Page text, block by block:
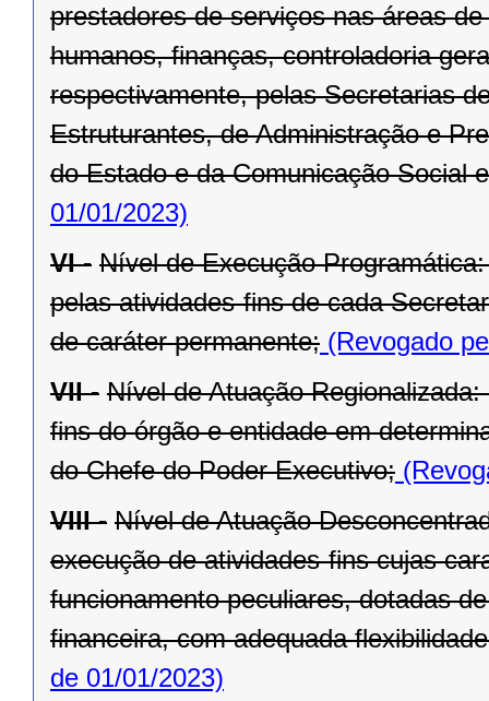
prestadores de serviços nas áreas
humanos, finanças, controladoria
respectivamente, pelas Secretarias
Estruturantes, de Administração e
do Estado e da Comunicação Social
01/01/2023)
VI - Nível de Execução
pelas atividades-fins de cada
de caráter permanente; (Revogado
VII - Nível de Atuação
fins do órgão e entidade em
do Chefe do Poder Executivo;
VIII - Nível de Atuação
execução de atividades-fins cujas
funcionamento peculiares, dotadas
financeira, com adequada
de 01/01/2023)